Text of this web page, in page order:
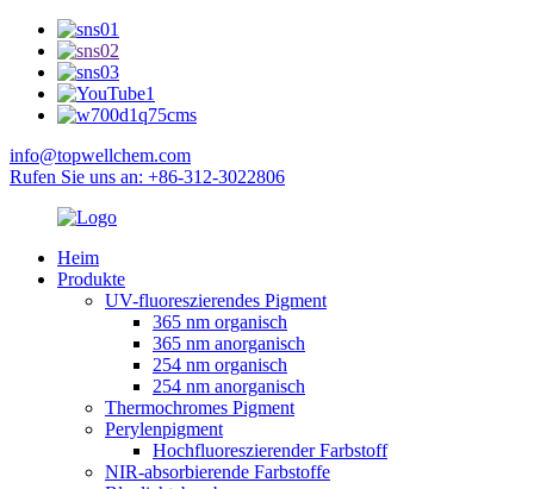
info@topwellchem.com
Rufen Sie uns an: +86-312-3022806
Heim
Produkte
UV-fluoreszierendes Pigment
365 nm organisch
365 nm anorganisch
254 nm organisch
254 nm anorganisch
Thermochromes Pigment
Perylenpigment
Hochfluoreszierender Farbstoff
NIR-absorbierende Farbstoffe